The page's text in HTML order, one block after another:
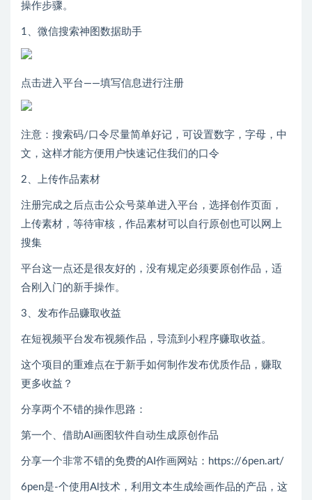
操作步骤。
1、微信搜索神图数据助手
点击进入平台——填写信息进行注册
注意：搜索码/口令尽量简单好记，可设置数字，字母，中
文，这样才能方便用户快速记住我们的口令
2、上传作品素材
注册完成之后点击公众号菜单进入平台，选择创作页面，
上传素材，等待审核，作品素材可以自行原创也可以网上
搜集
平台这一点还是很友好的，没有规定必须要原创作品，适
合刚入门的新手操作。
3、发布作品赚取收益
在短视频平台发布视频作品，导流到小程序赚取收益。
这个项目的重难点在于新手如何制作发布优质作品，赚取
更多收益？
分享两个不错的操作思路：
第一个、借助AI画图软件自动生成原创作品
分享一个非常不错的免费的AI作画网站：https://6pen.art/
6pen是-个使用Al技术，利用文本生成绘画作品的产品，这